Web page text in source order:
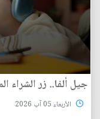
جيل ألفا.. زر الشراء
الأربعاء 05 آب 2026